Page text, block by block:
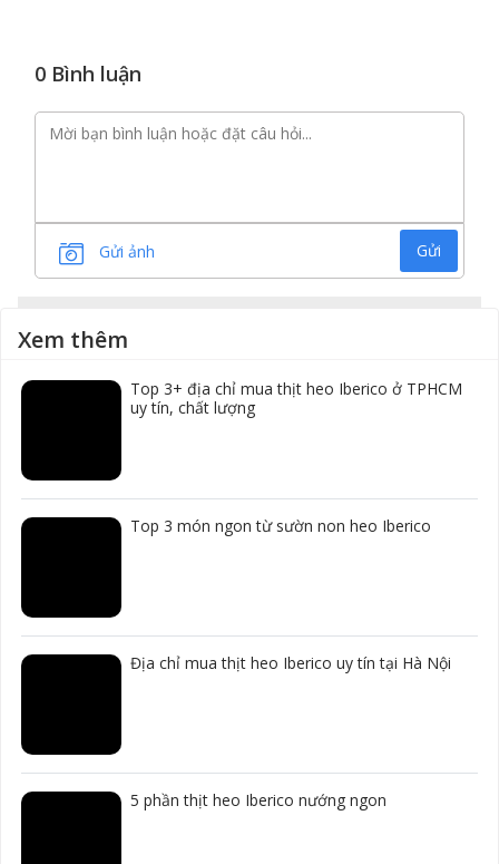
0 Bình luận
Gửi ảnh Gửi
Xem thêm
Top 3+ địa chỉ mua thịt heo Iberico ở TPHCM
uy tín, chất lượng
Top 3 món ngon từ sườn non heo Iberico
Địa chỉ mua thịt heo Iberico uy tín tại Hà Nội
5 phần thịt heo Iberico nướng ngon